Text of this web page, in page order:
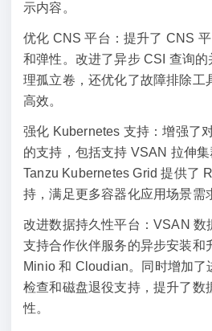
示内容。
优化 CNS 平台：提升了 CNS
和弹性。改进了异步 CSI 查询
理孤立卷，还优化了故障排除工
高效。
强化 Kubernetes 支持：增强了
的支持，包括支持 VSAN 拉伸
Tanzu Kubernetes Grid 提供了
持，满足更多容器化应用场景需
改进数据持久性平台：VSAN 数
支持合作伙伴服务的异步安装和
Minio 和 Cloudian。同时增加了
检查和磁盘退役支持，提升了数
性。